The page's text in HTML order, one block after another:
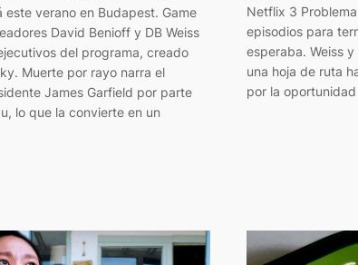
este verano en Budapest. Game
David Benioff y DB Weiss
del programa, creado
Muerte por rayo narra el
James Garfield por parte
lo que la convierte en un
Netflix 3
episodios para
esperaba. Weiss
una hoja de ruta
por la